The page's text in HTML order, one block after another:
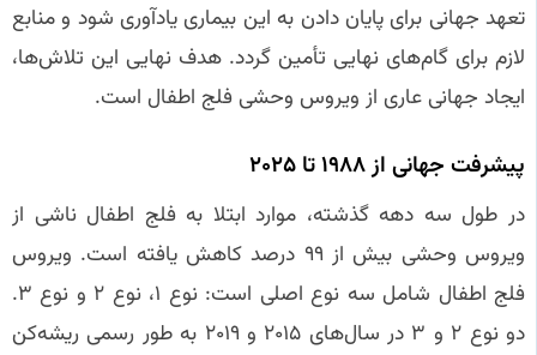
تعهد جهانی برای پایان دادن به این بیماری یادآوری شود و منابع
لازم برای گام‌های نهایی تأمین گردد. هدف نهایی این تلاش‌ها،
ایجاد جهانی عاری از ویروس وحشی فلج اطفال است.
پیشرفت جهانی از ۱۹۸۸ تا ۲۰۲۵
در طول سه دهه گذشته، موارد ابتلا به فلج اطفال ناشی از
ویروس وحشی بیش از ۹۹ درصد کاهش یافته است. ویروس
فلج اطفال شامل سه نوع اصلی است: نوع ۱، نوع ۲ و نوع ۳.
دو نوع ۲ و ۳ در سال‌های ۲۰۱۵ و ۲۰۱۹ به طور رسمی ریشه‌کن